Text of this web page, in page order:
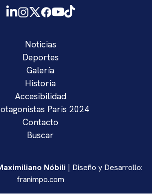
Noticias
Deportes
Galería
Historia
Accesibilidad
Paris 2024
Contacto
Buscar
Nóbili | Diseño y Desarrollo:
franimpo.com